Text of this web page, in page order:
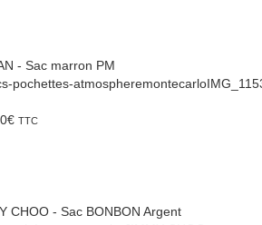
- Sac marron PM
€ TTC
CHOO - Sac BONBON Argent